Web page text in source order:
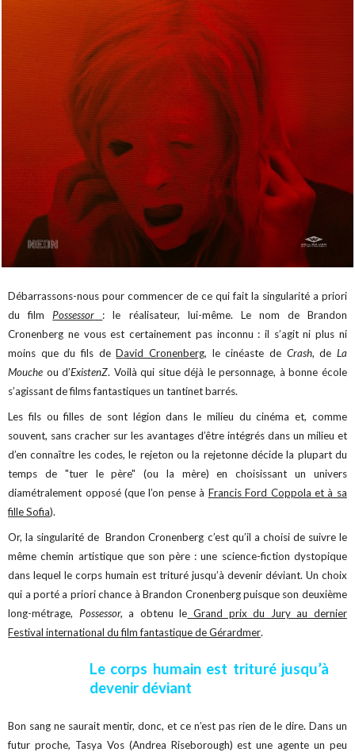
Débarrassons-nous pour commencer de ce qui fait la singularité a priori
du film Possessor
: le réalisateur, lui-même. Le nom de Brandon
Cronenberg ne vous est certainement pas inconnu : il s’agit ni plus ni
moins que du fils deDavid Cronenberg, le cinéaste de Crash, de La
Mouche ou d’ExistenZ. Voilà qui situe déjà le personnage, à bonne école
s’agissant de films fantastiques un tantinet barrés.
Les fils ou filles de sont légion dans le milieu du cinéma et, comme
souvent, sans cracher sur les avantages d’être intégrés dans un milieu et
d’en connaître les codes, le rejeton ou la rejetonne décide la plupart du
temps de "tuer le père" (ou la mère) en choisissant un univers
diamétralement opposé (que l’on pense à Francis Ford Coppola et à sa
fille Sofia).
Or, la singularité de Brandon Cronenberg c’est qu’il a choisi de suivre le
même chemin artistique que son père : une science-fiction dystopique
dans lequel le corps humain est trituré jusqu’à devenir déviant. Un choix
qui a porté a priori chance à Brandon Cronenberg puisque son deuxième
long-métrage, Possessor,a obtenu le Grand prix du Jury au dernier
Festival international du film fantastique de Gérardmer.
Le corps humain est trituré jusqu’à
devenir déviant
Bon sang ne saurait mentir, donc, et ce n’est pas rien de le dire. Dans un
futur proche, Tasya Vos (Andrea Riseborough) est une agente un peu